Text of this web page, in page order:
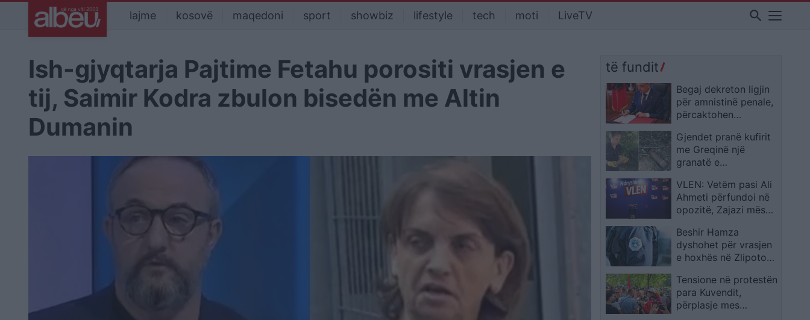
lajme kosovë maqedoni sport showbiz lifestyle tech moti LiveTV search
Ish-gjyqtarja Pajtime Fetahu porositi vrasjen e
tij, Saimir Kodra zbulon bisedën me Altin
Dumanin
të fundit
Begaj dekreton ligjin
për amnistinë penale,
përcaktohen
përfitojnë dhe ato që
përjashtohen
Gjendet pranë kufirit
me Greqinë një
granatë e
rrezik të lartë
VLEN: Vetëm pasi Ali
Ahmeti përfundoi në
opozitë, Zajazi mësoi
kanalizim
Beshir Hamza
dyshohet për vrasjen
e hoxhës në Zlipotok
Tensione në protestën
para Kuvendit,
përplasje mes